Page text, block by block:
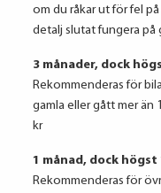
om du råkar ut för fel
detalj slutat fungera på
3 månader, dock
Rekommenderas för
gamla eller gått mer än
kr
1 månad, dock högst
Rekommenderas för